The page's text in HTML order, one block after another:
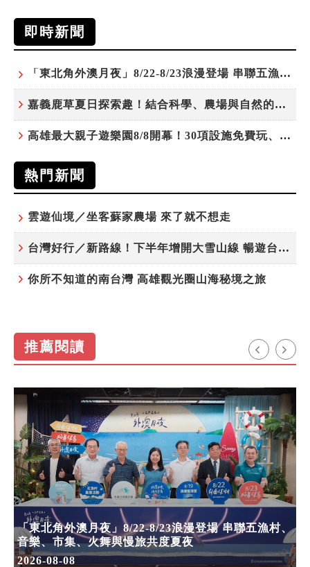
即時新聞
「東北角外澳月夜」8/22-8/23浪漫登場 串聯五漁村、音樂、市集、火舞與慢旅共度夏夜
嘉義鹿草夏日探索趣！結合科學、農場與自然的親子小旅行
高雄最大親子遊樂園8/8開幕！30項設施免費玩、YOYO家族嗨翻暑假
熱門新聞
雲遊仙境／坐客蘇家農場 來了就不想走
台灣好行／新路線！下半年增開大雪山線 暢遊台中更便利
你所不知道的南台灣 高雄觀光圈山海秘境之旅
推薦閱讀
「東北角外澳月夜」8/22-8/23浪漫登場 串聯五漁村、
音樂、市集、火舞與慢旅共度夏夜
2026-08-08